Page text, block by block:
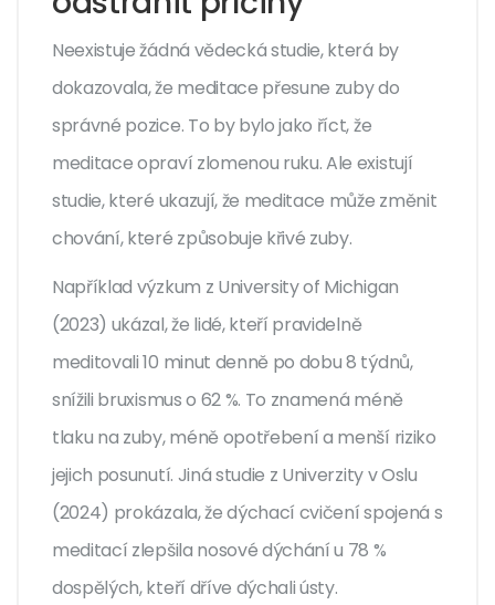
Neexistuje žádná vědecká studie, která by
dokazovala, že meditace přesune zuby do
správné pozice. To by bylo jako říct, že
meditace opraví zlomenou ruku. Ale existují
studie, které ukazují, že meditace může změnit
chování, které způsobuje křivé zuby.
Například výzkum z University of Michigan
(2023) ukázal, že lidé, kteří pravidelně
meditovali 10 minut denně po dobu 8 týdnů,
snížili bruxismus o 62 %. To znamená méně
tlaku na zuby, méně opotřebení a menší riziko
jejich posunutí. Jiná studie z Univerzity v Oslu
(2024) prokázala, že dýchací cvičení spojená s
meditací zlepšila nosové dýchání u 78 %
dospělých, kteří dříve dýchali ústy.